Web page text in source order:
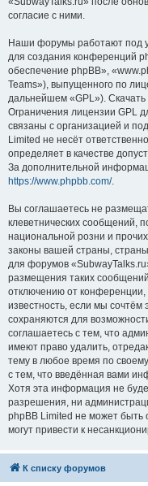
согласие с ними.
Наши форумы работают под
для создания конференций
обеспечение phpBB»,
Teams»), выпущенного по
дальнейшем «GPL»).
Ограничения лицензии GPL
связаны с организацией и
Limited не несёт
определяет в качестве
За дополнительной
https://www.phpbb.com/.
Вы соглашаетесь не
клеветнических сообщений,
национальной розни и
законы вашей страны,
для форумов
размещения таких
отключению от
известность, если мы
сохраняются для
соглашаетесь с тем, что
имеют право удалить,
тему в любое время по
с тем, что введённая вами
Хотя эта информация не
разрешения, ни
phpBB Limited не может быть
могут привести к
К списку форумов